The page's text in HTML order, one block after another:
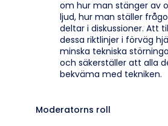
om hur man stänger av
ljud, hur man ställer
deltar i diskussioner. Att
dessa riktlinjer i förväg
minska tekniska
och säkerställer att alla
bekväma med tekniken.
Moderatorns roll